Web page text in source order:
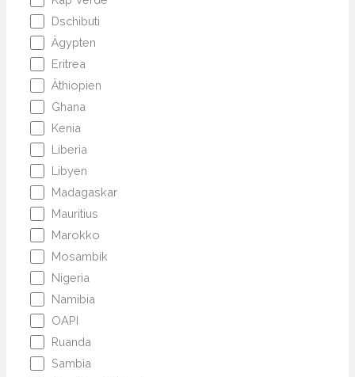
Dschibuti
Ägypten
Eritrea
Äthiopien
Ghana
Kenia
Liberia
Libyen
Madagaskar
Mauritius
Marokko
Mosambik
Nigeria
Namibia
OAPI
Ruanda
Sambia